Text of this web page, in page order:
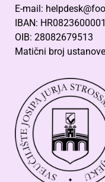
E-mail:
IBAN:
OIB: 28082679513
Matični broj